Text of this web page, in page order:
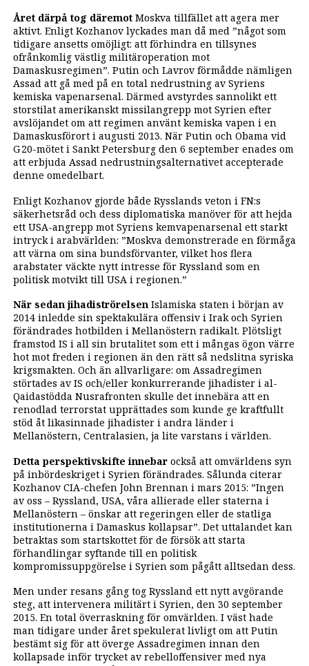
Året därpå tog däremotMoskva tillfället att ­agera mer
aktivt. Enligt Kozhanov lyckades man då med ”något som
tidigare ansetts omöjligt: att förhindra en tillsynes
ofrånkomlig västlig militäroperation mot
Damaskusregimen”. Putin och Lavrov förmådde nämligen
Assad att gå med på en total nedrustning av Syriens
kemiska vapenarsenal. Därmed avstyrdes sannolikt ett
storstilat amerikanskt missilangrepp mot Syrien efter
avslöjandet om att regimen använt kemiska vapen i en
Damaskus­förort i augusti 2013. När Putin och Obama vid
G 20-mötet i Sankt Petersburg den 6 september ­enades om
att erbjuda Assad nedrustningsalter­nativet accepterade
denne omedelbart.
Enligt Kozhanov gjorde både Rysslands veton i FN:s
säkerhetsråd och dess diplomatiska manöver för att hejda
ett USA-angrepp mot Syriens kemvapenarsenal ett starkt
intryck i arabvärlden: ”Moskva demonstrerade en förmåga
att värna om sina bundsförvanter, vilket hos flera
arabstater väckte nytt intresse för Ryssland som en
politisk motvikt till USA i regionen.”
När sedan jihadiströrelsenIslamiska staten i början av
2014 inledde sin spektakulära offensiv i Irak och Syrien
förändrades hotbilden i Mellanöstern radikalt. Plötsligt
framstod IS i all sin brutalitet som ett i mångas ögon värre
hot mot freden i regionen än den rätt så nedslitna syriska
krigsmakten. Och än allvarligare: om Assadregimen
störtades av IS och/eller konkurrerande jihadister i al-
Qaidastödda Nusrafronten skulle det innebära att en
renodlad terrorstat upprättades som kunde ge kraftfullt
stöd åt likasinnade jihadister i andra länder i
Mellanöstern, Centralasien, ja lite varstans i världen.
Detta perspektivskifte innebarockså att omvärldens syn
på inbördeskriget i Syrien förändrades. Sålunda citerar
Kozhanov CIA-chefen John Brennan i mars 2015: ”Ingen
av oss – Ryssland, USA, våra allierade eller staterna i
Mellanöstern – önskar att regeringen eller de statliga
institutionerna i Damaskus kollapsar”. Det uttalandet kan
betraktas som startskottet för de försök att starta
förhandlingar syftande till en politisk
kompromissuppgörelse i Syrien som pågått alltsedan dess.
Men under resans gång tog Ryssland ett nytt avgörande
steg, att intervenera militärt i Syrien, den 30 september
2015. En total ­överraskning för omvärlden. I väst hade
man tidigare under året spekulerat livligt om att Putin
bestämt sig för att överge Assadregimen innan den
kollapsade ­inför trycket av rebelloffensiver med nya